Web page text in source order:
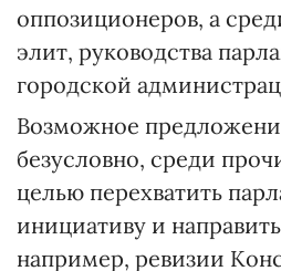
оппозиционеров, а
элит, руководства
городской
Возможное
безусловно, среди
целью перехватить
инициативу и
например, ревизии